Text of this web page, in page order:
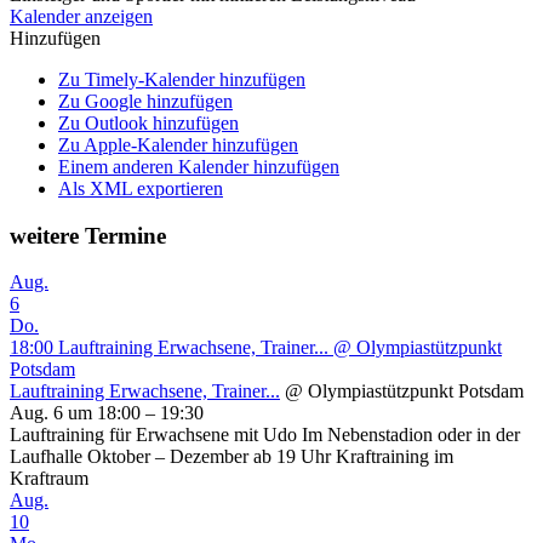
Kalender anzeigen
Hinzufügen
Zu Timely-Kalender hinzufügen
Zu Google hinzufügen
Zu Outlook hinzufügen
Zu Apple-Kalender hinzufügen
Einem anderen Kalender hinzufügen
Als XML exportieren
weitere Termine
Aug.
6
Do.
18:00 Lauftraining Erwachsene, Trainer... @ Olympiastützpunkt
Potsdam
Lauftraining Erwachsene, Trainer... @ Olympiastützpunkt Potsdam
Aug. 6 um 18:00 – 19:30
Lauftraining für Erwachsene mit Udo Im Nebenstadion oder in der
Laufhalle Oktober – Dezember ab 19 Uhr Kraftraining im
Kraftraum
Aug.
10